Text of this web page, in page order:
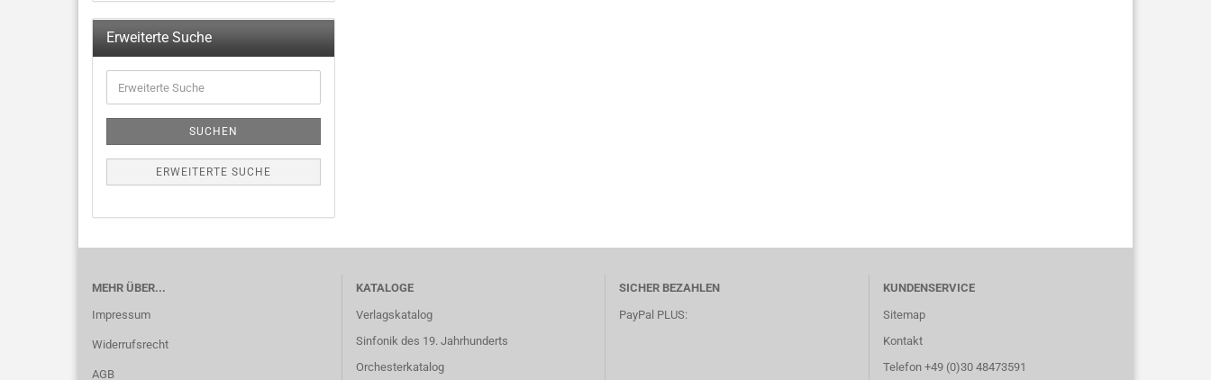
Erweiterte Suche
SUCHEN
ERWEITERTE SUCHE
MEHR ÜBER...
Impressum
Widerrufsrecht
AGB
KATALOGE
Verlagskatalog
Sinfonik des 19. Jahrhunderts
Orchesterkatalog
SICHER BEZAHLEN
PayPal PLUS:
KUNDENSERVICE
Sitemap
Kontakt
Telefon +49 (0)30 48473591